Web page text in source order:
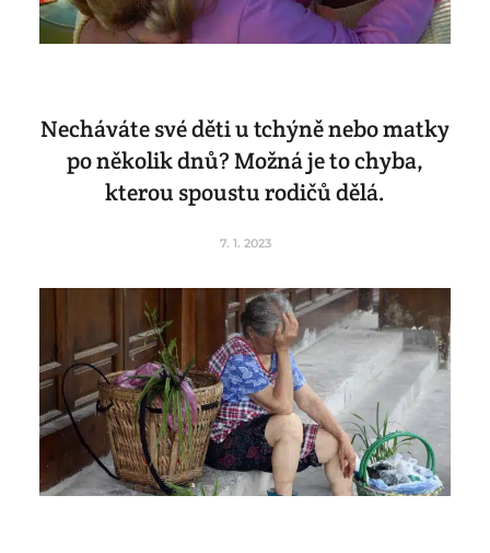
Necháváte své děti u tchýně nebo matky
po několik dnů? Možná je to chyba,
kterou spoustu rodičů dělá.
7. 1. 2023